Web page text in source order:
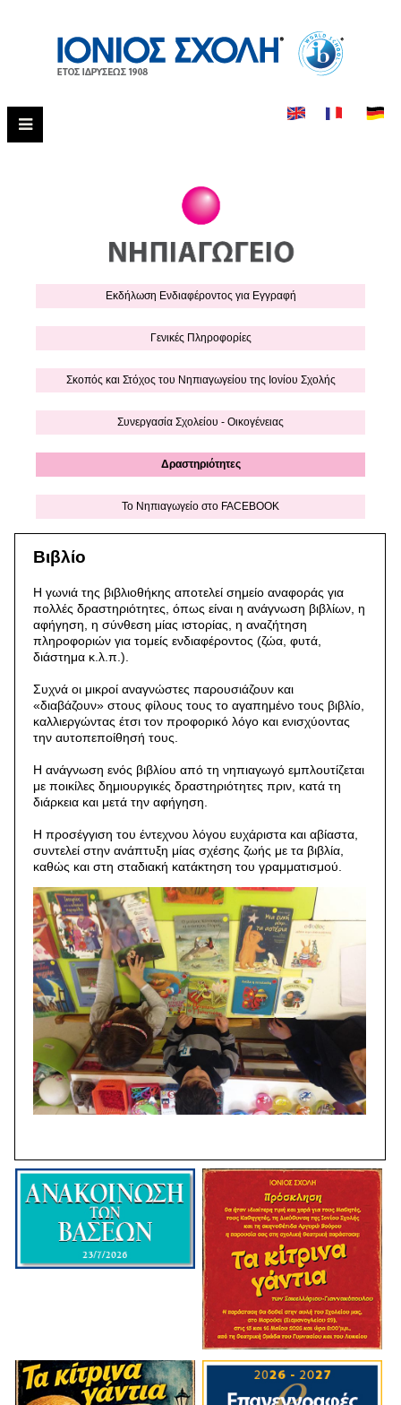
Εκδήλωση Eνδιαφέροντος για Εγγραφή
Γενικές Πληροφορίες
Σκοπός και Στόχος του Νηπιαγωγείου της Ιονίου Σχολής
Συνεργασία Σχολείου - Οικογένειας
Δραστηριότητες
Το Νηπιαγωγείο στο FACEBOOK
Βιβλίο
Η γωνιά της βιβλιοθήκης αποτελεί σημείο αναφοράς για
πολλές δραστηριότητες, όπως είναι η ανάγνωση βιβλίων, η
αφήγηση, η σύνθεση μίας ιστορίας, η αναζήτηση
πληροφοριών για τομείς ενδιαφέροντος (ζώα, φυτά,
διάστημα κ.λ.π.).
Συχνά οι μικροί αναγνώστες παρουσιάζουν και
«διαβάζουν» στους φίλους τους το αγαπημένο τους βιβλίο,
καλλιεργώντας έτσι τον προφορικό λόγο και ενισχύοντας
την αυτοπεποίθησή τους.
Η ανάγνωση ενός βιβλίου από τη νηπιαγωγό εμπλουτίζεται
με ποικίλες δημιουργικές δραστηριότητες πριν, κατά τη
διάρκεια και μετά την αφήγηση.
Η προσέγγιση του έντεχνου λόγου ευχάριστα και αβίαστα,
συντελεί στην ανάπτυξη μίας σχέσης ζωής με τα βιβλία,
καθώς και στη σταδιακή κατάκτηση του γραμματισμού.